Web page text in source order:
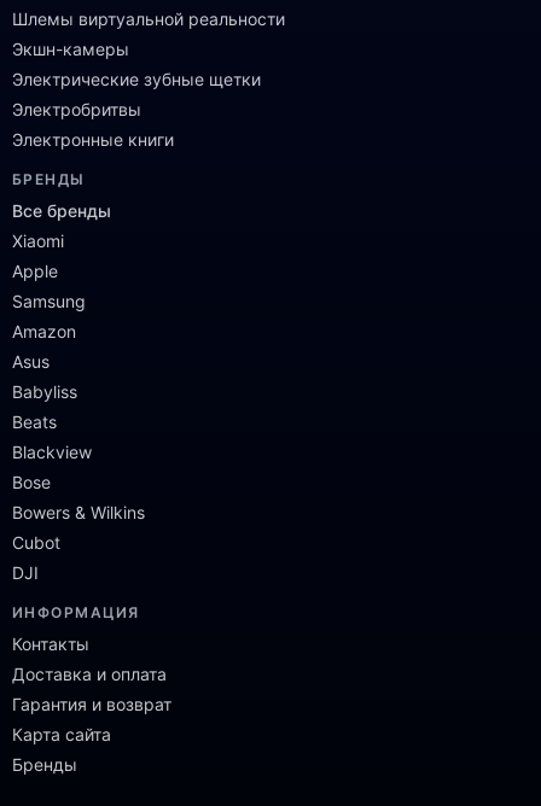
Шлемы виртуальной реальности
Экшн-камеры
Электрические зубные щетки
Электробритвы
Электронные книги
БРЕНДЫ
Все бренды
Xiaomi
Apple
Samsung
Amazon
Asus
Babyliss
Beats
Blackview
Bose
Bowers & Wilkins
Cubot
DJI
ИНФОРМАЦИЯ
Контакты
Доставка и оплата
Гарантия и возврат
Карта сайта
Бренды